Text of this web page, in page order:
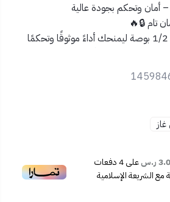
تام 🔒🔥
صمّم محبس الغاز بقياس 1/2 بوصة ليمنحك أداءً موثوقًا وتحكمًا
الكامل بمعايير الأمان والسلامة. مثالي
أو الاستخدامات الصناعية الخفيفة.
– متوافق مع معظم تمديدات
ر.س على4دفعات
الشريعة الإسلامية